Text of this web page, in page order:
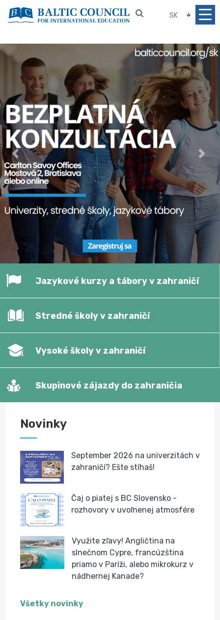
SK
Previous
Jazykové kurzy a tábory v zahraničí
Stredné školy v zahraničí
Vysoké školy v zahraničí
Skupinové zájazdy do zahraničia
Novinky
September 2026 na univerzitách v
zahraničí? Ešte stíhaš!
Čaj o piatej s BC Slovensko -
rozhovory v uvoľnenej atmosfére
Využite zľavy! Angličtina na
slnečnom Cypre, francúzština
priamo v Paríži, alebo mikrokurz v
nádhernej Kanade?
Všetky novinky